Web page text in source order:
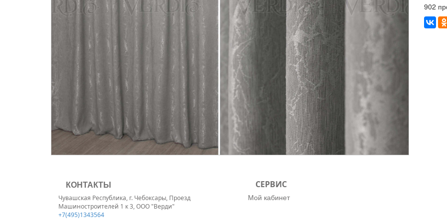
902
КОНТАКТЫ
Чувашская Республика, г. Чебоксары, Проезд
Машиностроителей 1 к 3, ООО "Верди"
+7(495)1343564
СЕРВИС
Мой кабинет